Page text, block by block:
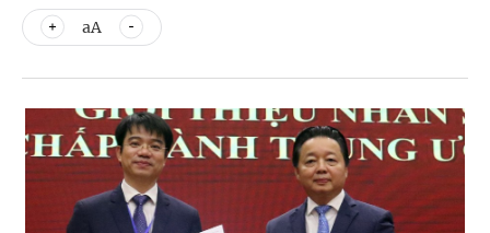
aA